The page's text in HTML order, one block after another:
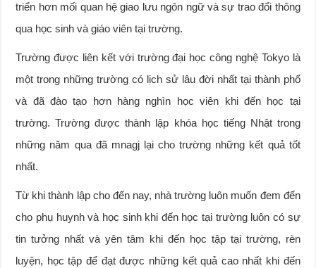
triển hơn mối quan hệ giao lưu ngôn ngữ và sự trao đổi thông
qua học sinh và giáo viên tại trường.
Trường được liên kết với trường đại học công nghệ Tokyo là
một trong những trường có lịch sử lâu đời nhất tại thành phố
và đã đào tạo hơn hàng nghìn học viên khi đến học tại
trường. Trường được thành lập khóa học tiếng Nhật trong
những năm qua đã mnagj lại cho trường những kết quả tốt
nhất.
Từ khi thành lập cho đến nay, nhà trường luôn muốn đem đến
cho phụ huynh và học sinh khi đến học tại trường luôn có sự
tin tưởng nhất và yên tâm khi đến học tập tại trường, rèn
luyện, học tập để đạt được những kết quả cao nhất khi đến